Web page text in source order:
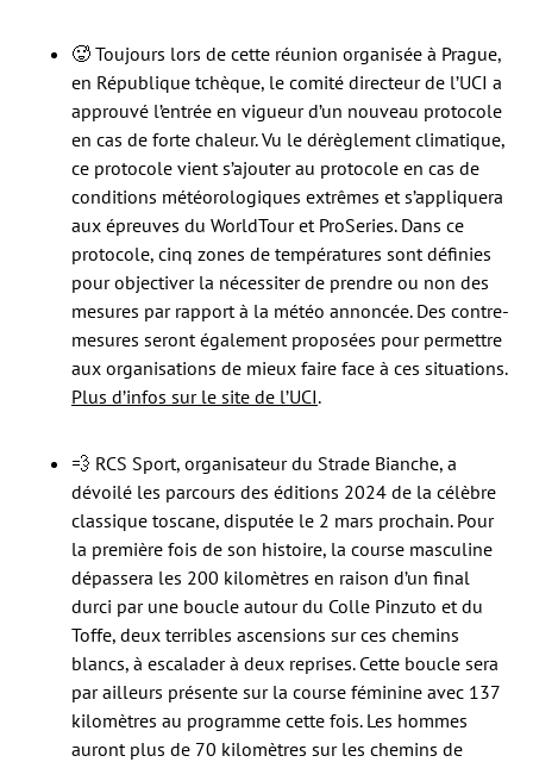
🥵 Toujours lors de cette réunion organisée à Prague,
en République tchèque, le comité directeur de l’UCI a
approuvé l’entrée en vigueur d’un nouveau protocole
en cas de forte chaleur. Vu le dérèglement climatique,
ce protocole vient s’ajouter au protocole en cas de
conditions météorologiques extrêmes et s’appliquera
aux épreuves du WorldTour et ProSeries. Dans ce
protocole, cinq zones de températures sont définies
pour objectiver la nécessiter de prendre ou non des
mesures par rapport à la météo annoncée. Des contre-
mesures seront également proposées pour permettre
aux organisations de mieux faire face à ces situations.
Plus d’infos sur le site de l’UCI.
💨 RCS Sport, organisateur du Strade Bianche, a
dévoilé les parcours des éditions 2024 de la célèbre
classique toscane, disputée le 2 mars prochain. Pour
la première fois de son histoire, la course masculine
dépassera les 200 kilomètres en raison d’un final
durci par une boucle autour du Colle Pinzuto et du
Toffe, deux terribles ascensions sur ces chemins
blancs, à escalader à deux reprises. Cette boucle sera
par ailleurs présente sur la course féminine avec 137
kilomètres au programme cette fois. Les hommes
auront plus de 70 kilomètres sur les chemins de